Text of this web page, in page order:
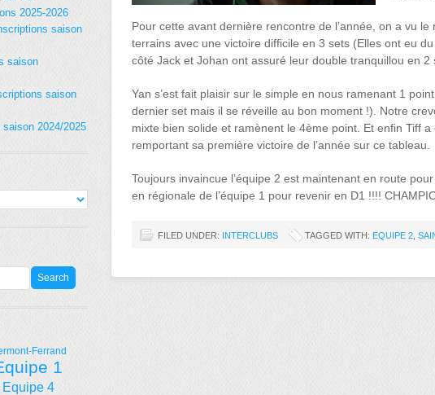
Pour cette avant dernière rencontre de l’année, on a vu
terrains avec une victoire difficile en 3 sets (Elles ont eu
côté Jack et Johan ont assuré leur double tranquillou en 2
Yan s’est fait plaisir sur le simple en nous ramenant 1
dernier set mais il se réveille au bon moment !). Notre
mixte bien solide et ramènent le 4ème point. Et enfin Tiff
remportant sa première victoire de l’année sur ce tableau.
Toujours invaincue l’équipe 2 est maintenant en route
en régionale de l’équipe 1 pour revenir en D1 !!!!
FILED UNDER: INTERCLUBS TAGGED WITH: EQUIPE 2
2025-2026
saison
saison
saison
saison 2024/2025
Ferrand
1
Equipe 4